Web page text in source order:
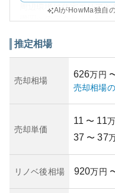
周辺環境は住宅エリア
資産性については、場所
クトの進捗により価格の
有リスクとしては自然
な修繕費の増加の可能
とが推奨されます。
AIがHowMa独自
推定相場
売却相場
626万円
売却相場
売却単価
11 〜 11
37 〜 37
リノベ後相場 920万円